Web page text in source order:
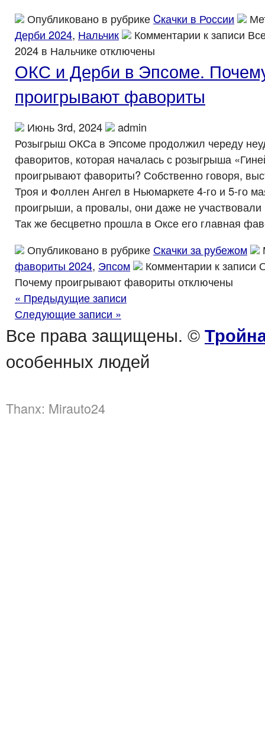
Опубликовано в рубрике Cкачки в России
Дерби 2024, Нальчик Комментарии к записи
2024 в Нальчикеотключены
ОКС и Дерби в Эпсоме.
проигрывают фавориты
Июнь 3rd, 2024
admin
Розыгрыш ОКСа в Эпсоме продолжил череду
фаворитов, которая началась с розыгрыша
проигрывают фавориты? Собственно говоря,
Троя и Фоллен Ангел в Ньюмаркете 4-го и 5-го
проигрыши, а провалы, они даже не
Так же бесцветно прошла в Оксе его главная
Опубликовано в рубрике Скачки за рубежом
фавориты 2024, Эпсом Комментарии к записи
Почему проигрывают фавориты отключены
« Предыдущие записи
Следующие записи »
Все права защищены. ©
особенных людей
Thanx: Mirauto24